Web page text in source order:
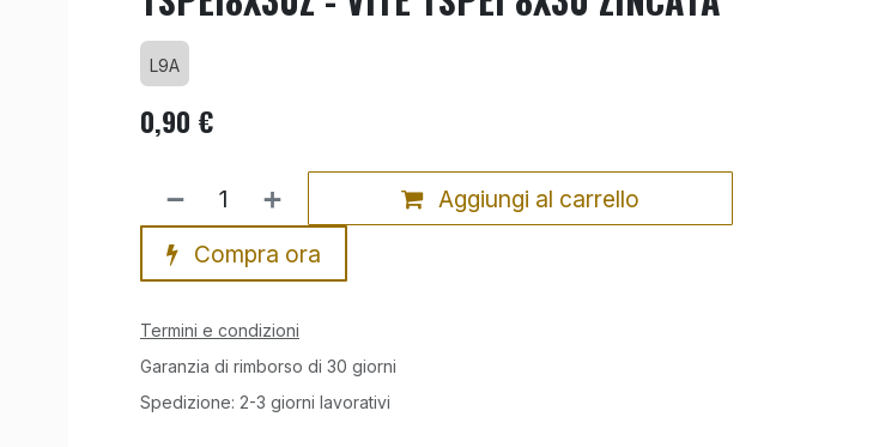
L9A
0,90 €
Aggiungi al carrello
Compra ora
Termini e condizioni
Garanzia di rimborso di 30 giorni
Spedizione: 2-3 giorni lavorativi